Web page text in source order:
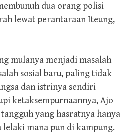
dua orang polisi
lewat perantaraan Iteung,
mulanya menjadi masalah
sosial baru, paling tidak
dan istrinya sendiri
ketaksempurnaannya, Ajo
yang hasratnya hanya
mana pun di kampung.